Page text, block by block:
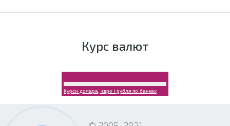
Курс валют
Курси долара, євро і рубля по банках